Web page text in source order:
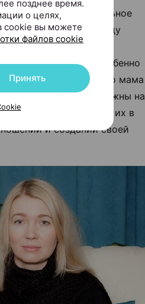
И даже территориальное
Связь между
что эти
разорвать. Особенно
где есть только мама
с родителями важны на
сохранение их в
и создании своей
позднее время.
о целях,
cookie вы можете
файлов cookie
Принять